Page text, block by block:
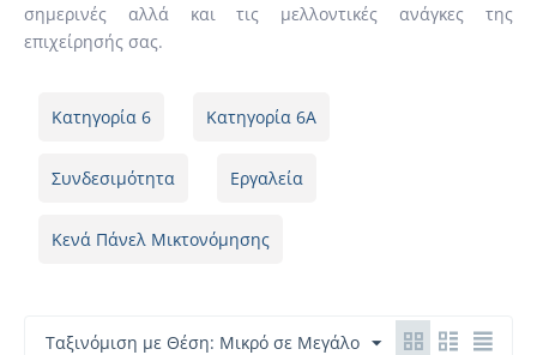
σημερινές αλλά και τις μελλοντικές ανάγκες της
επιχείρησής σας.
Κατηγορία 6 Κατηγορία 6A
Συνδεσιμότητα Εργαλεία
Κενά Πάνελ Μικτονόμησης
Ταξινόμιση με Θέση: Μικρό σε Μεγάλο